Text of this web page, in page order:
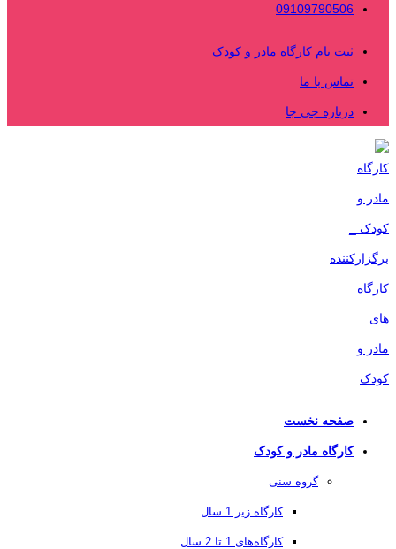
09109790506
ثبت نام کارگاه مادر و کودک
تماس با ما
درباره جی جا
صفحه نخست
کارگاه مادر و کودک
گروه سنی
کارگاه زیر 1 سال
کارگاه‌های 1 تا 2 سال